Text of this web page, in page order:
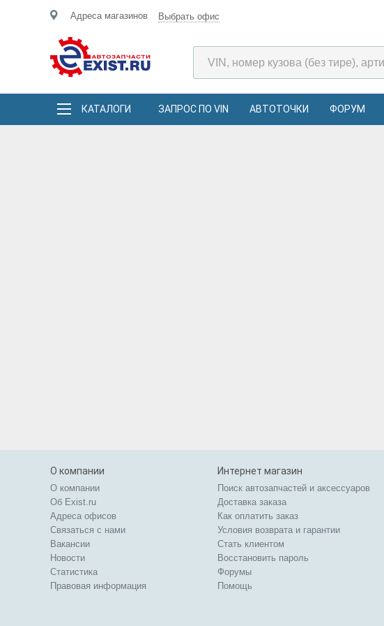
Адреса магазинов Выбрать офис
КАТАЛОГИ ЗАПРОС ПО VIN АВТОТОЧКИ ФОРУМ
О компании
О компании
Об Exist.ru
Адреса офисов
Связаться с нами
Вакансии
Новости
Статистика
Правовая информация
Интернет магазин
Поиск автозапчастей и аксессуаров
Доставка заказа
Как оплатить заказ
Условия возврата и гарантии
Стать клиентом
Восстановить пароль
Форумы
Помощь